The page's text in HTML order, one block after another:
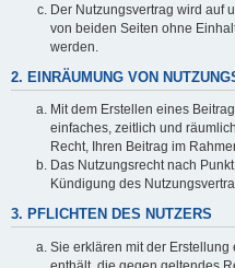
Der Nutzungsvertrag wird auf
von beiden Seiten ohne
werden.
2. EINRÄUMUNG VON
Mit dem Erstellen eines
einfaches, zeitlich und
Recht, Ihren Beitrag im
Das Nutzungsrecht nach
Kündigung des
3. PFLICHTEN DES NUTZERS
Sie erklären mit der